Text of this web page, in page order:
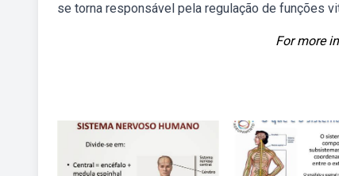
se torna responsável pela regulação de funções
For more